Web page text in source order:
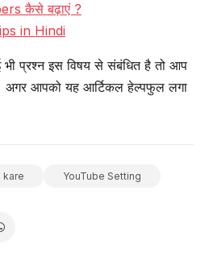
कैसे बढ़ाएं ?
in Hindi
प्रश्न इस विषय से संबंधित है तो आप
आपको यह आर्टिकल हेल्पफुल लगा
kare YouTube Setting